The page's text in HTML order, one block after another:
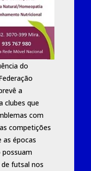
do
a
clubes que
com
competições
épocas
possuam
futsal nos